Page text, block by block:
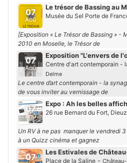
07
Aoû
Le trésor de Bassing au
Musée du Sel Porte de
[Exposition « Le Trésor de Bassing » -
2010 en Moselle, le Trésor de
07
Aoû
Exposition "L'envers de
Centre d'art contemporain -
Delme
Le centre d’art contemporain - la
de vous inviter au vernissage de
07
Aoû
Expo : Ah les belles
26 rue Bernard du Fort,
Un RV à ne pas manquer le vendredi
à un Quizz cinéma et gagnez
07
Les Estivales de
Place de la Saline -